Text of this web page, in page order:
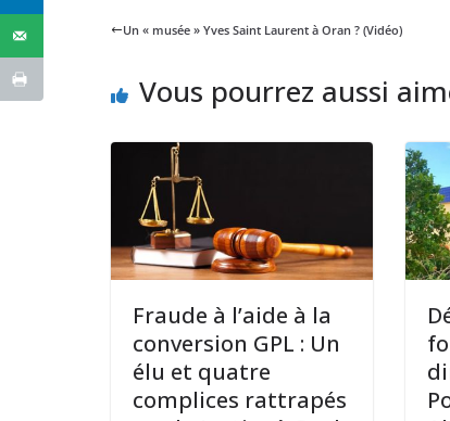
Un « musée » Yves Saint Laurent à Oran ? (Vidéo)
Vous pourrez aussi
Fraude à l’aide à la
conversion GPL : Un
élu et quatre
complices rattrapés